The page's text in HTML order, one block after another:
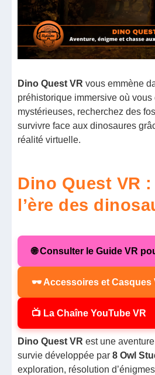
Dino Quest VR vous emmène
préhistorique immersive où
mystérieuses, recherchez des
survivre face aux dinosaures
réalité virtuelle.
Dino Quest VR
l’ère des
🌐 Consulter le Guide VR
🕶️ Accessoires et Casques
📺 La Chaîne YouTube VR
Dino Quest VR est une
survie développée par8 Owl
exploration, résolution